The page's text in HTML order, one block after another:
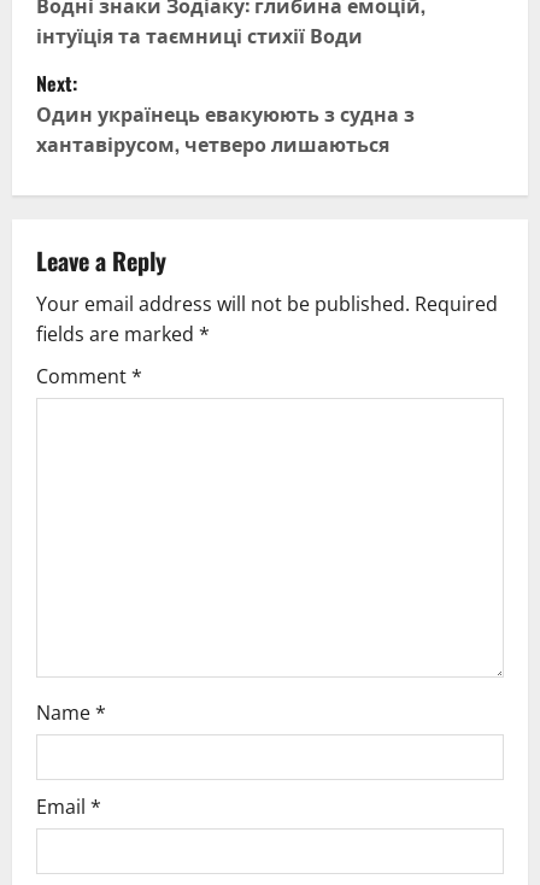
o
s
t
n
v
i
g
інтуїція та таємниці стихії Води
Next:
Один українець евакуюють з судна з
хантавірусом, четверо лишаються
Leave a Reply
Your email address will not be published. Required
fields are marked *
Comment*
Name*
Email *